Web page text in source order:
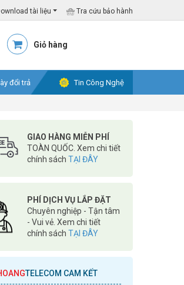
tài liệu Tra cứu bảo hành
Giỏ hàng
đổi trả Tin Công Nghệ
GIAO HÀNG MIỄN PHÍ
TOÀN QUỐC. Xem chi tiết
chính sách TẠI ĐÂY
PHÍ DỊCH VỤ LẮP ĐẶT
Chuyên nghiệp - Tận tâm
- Vui vẻ. Xem chi tiết
chính sách TẠI ĐÂY
TELECOM CAM KẾT